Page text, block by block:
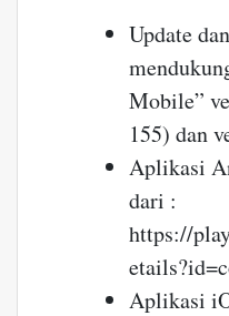
Update
Mobile”
155) dan
Aplikasi
dari :
https://
Aplikasi